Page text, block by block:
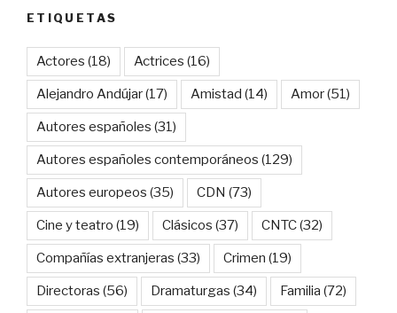
ETIQUETAS
Actores (18) Actrices (16)
Alejandro Andújar(17) Amistad (14) Amor(51)
Autores españoles (31)
Autores españoles contemporáneos (129)
Autores europeos (35) CDN (73)
Cine y teatro (19) Clásicos (37) CNTC(32)
Compañías extranjeras (33) Crimen (19)
Directoras (56) Dramaturgas (34) Familia (72)